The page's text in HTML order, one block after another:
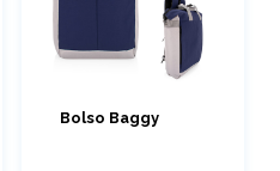
Bolso Baggy